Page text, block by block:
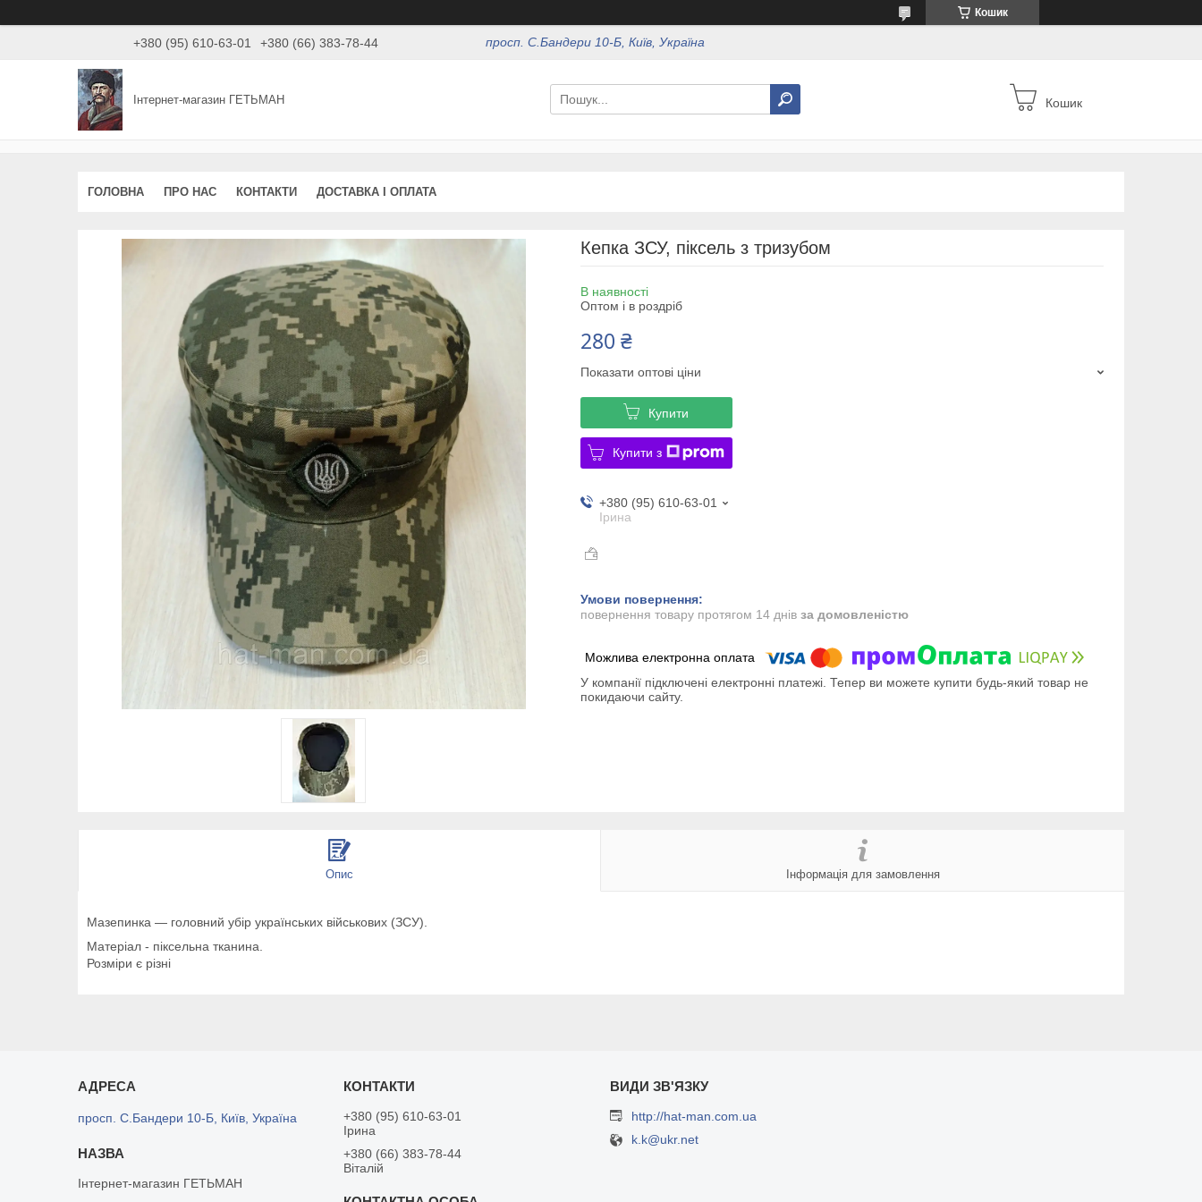
Кошик
+380 (95) 610-63-01 +380 (66) 383-78-44 просп. С.Бандери 10-Б, Київ, Україна
Інтернет-магазин ГЕТЬМАН Кошик
ГОЛОВНА ПРО НАС КОНТАКТИ ДОСТАВКА І ОПЛАТА
Кепка ЗСУ, піксель з тризубом
В наявності
Оптом і в роздріб
280 ₴
Показати оптові ціни
Купити
Купити з
+380 (95) 610-63-01
Ірина
повернення товару протягом 14 днів за домовленістю
У компанії підключені електронні платежі. Тепер ви можете купити будь-який товар не
покидаючи сайту.
Опис Інформація для замовлення
Мазепинка ― головний убір українських військових (ЗСУ).
Матеріал - піксельна тканина.
Розміри є різні
просп. С.Бандери 10-Б, Київ, Україна
Інтернет-магазин ГЕТЬМАН
+380 (95) 610-63-01
Ірина
+380 (66) 383-78-44
Віталій
http://hat-man.com.ua
k.k@ukr.net